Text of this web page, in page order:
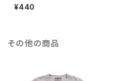
¥440
その他の商品